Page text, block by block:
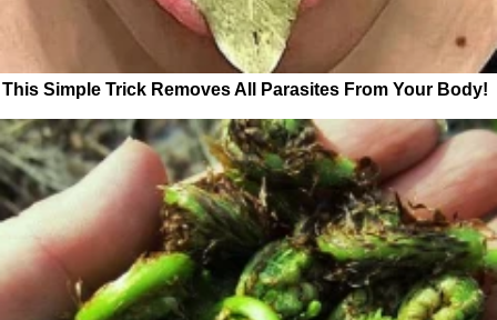
This Simple Trick Removes All Parasites From Your Body!